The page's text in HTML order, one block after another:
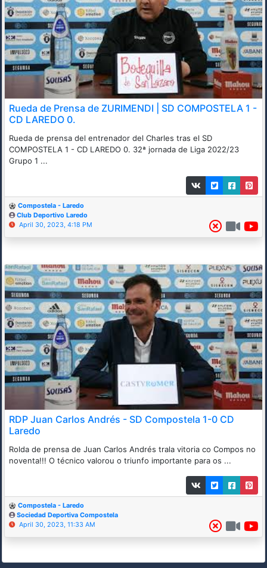
Rueda de Prensa de ZURIMENDI | SD COMPOSTELA 1 -
CD LAREDO 0.
Rueda de prensa del entrenador del Charles tras el SD
COMPOSTELA 1 - CD LAREDO 0. 32ª jornada de Liga 2022/23
Grupo 1 ...
Compostela - Laredo
Club Deportivo Laredo
April 30, 2023, 4:18 PM
RDP Juan Carlos Andrés - SD Compostela 1-0 CD
Laredo
Rolda de prensa de Juan Carlos Andrés trala vitoria co Compos no
noventa!!! O técnico valorou o triunfo importante para os ...
Compostela - Laredo
Sociedad Deportiva Compostela
April 30, 2023, 11:33 AM